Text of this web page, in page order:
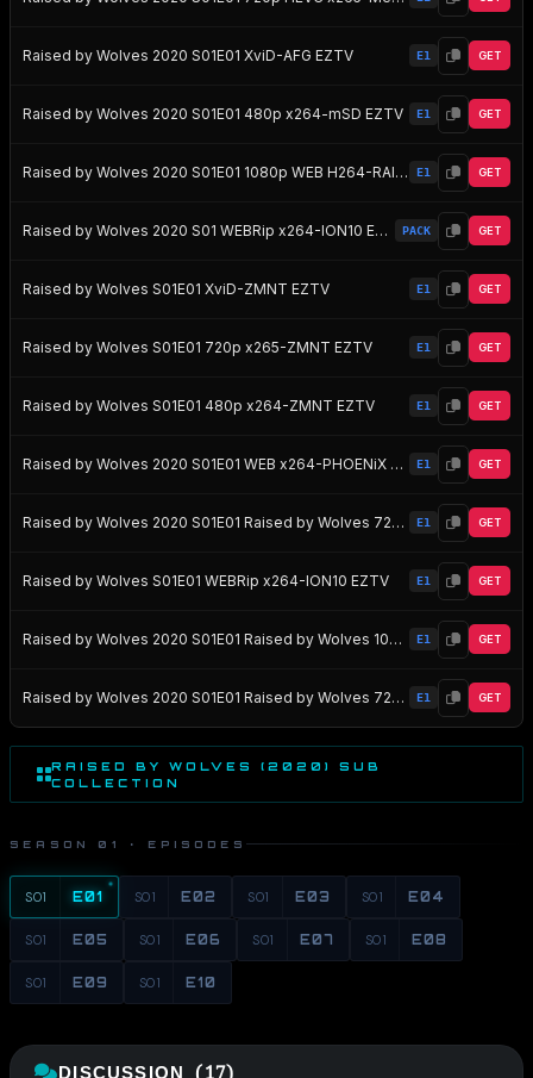
Raised by Wolves 2020 S01E01 XviD-AFG EZTV E1 GET
Raised by Wolves 2020 S01E01 480p x264-mSD EZTV E1 GET
Raised by Wolves 2020 S01E01 1080p WEB H264-RAISEDBYWOLVES EZTV E1 GET
Raised by Wolves 2020 S01 WEBRip x264-ION10 EZTV PACK GET
Raised by Wolves S01E01 XviD-ZMNT EZTV E1 GET
Raised by Wolves S01E01 720p x265-ZMNT EZTV E1 GET
Raised by Wolves S01E01 480p x264-ZMNT EZTV E1 GET
Raised by Wolves 2020 S01E01 WEB x264-PHOENiX EZTV E1 GET
Raised by Wolves 2020 S01E01 Raised by Wolves 720p 10bit WEBRip 2CH x265 HEVC-PSA EZTV E1 GET
Raised by Wolves S01E01 WEBRip x264-ION10 EZTV E1 GET
Raised by Wolves 2020 S01E01 Raised by Wolves 1080p HMAX WEB-DL DD5 1 H 264-NTG EZTV E1 GET
Raised by Wolves 2020 S01E01 Raised by Wolves 720p HMAX WEB-DL DD5 1 H 264-NTG EZTV E1 GET
RAISED BY WOLVES (2020) SUB
COLLECTION
SEASON 01 · EPISODES
S01 E01 S01 E02 S01 E03 S01 E04
S01 E05 S01 E06 S01 E07 S01 E08
S01 E09 S01 E10
DISCUSSION (17)